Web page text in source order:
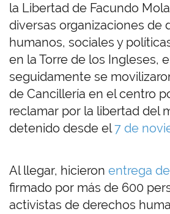
la Libertad de Facundo
diversas organizaciones de
humanos, sociales y
en la Torre de los Ingleses,
seguidamente se
de Cancillería en el centro
reclamar por la libertad del
detenido desde el7 de
Al llegar, hicieron entrega
firmado por más de 600
activistas de derechos